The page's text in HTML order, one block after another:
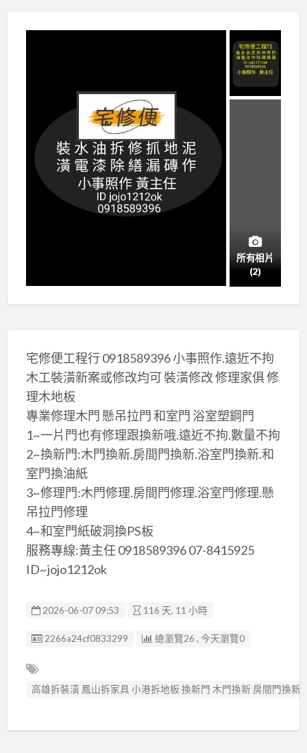
所有相片
(2)
宅修便工程行 0918589396 小事照作.遠近不拘
木工裝潢新案或修改均可 裝潢修改 修理家俱 修
理木地板
專業修理木門 懸吊拉門 和室門 浴室塑鋼門
1~一片門也有修理跟換新哦.遠近不拘.數量不拘
2~換新門:木門換新.房間門換新.浴室門換新.和
室門換油紙
3~修理門:木門修理.房間門修理.浴室門修理.懸
吊拉門修理
4~和室門紙破洞換PS板
服務專線:黃主任 0918589396 07-8415925
ID~jojo1212ok
2026-06-07 09:53 116 天, 11 小時
廣告编號
2266a24cf0833299 總瀏覽26 , 今天瀏覽0
高雄拆裝潢 鳳山拆家具 小港拆地板 換新門 木門換新 房間門換新